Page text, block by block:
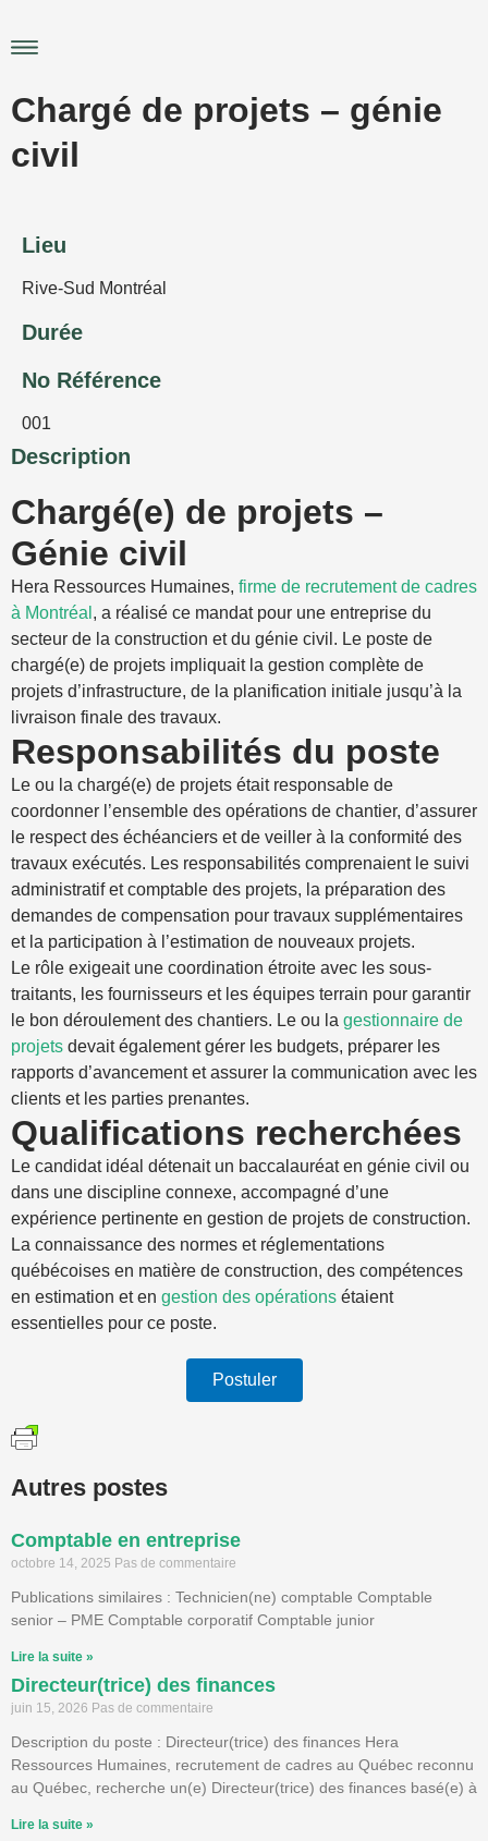
auMain
Chargé de projets – génie
civil
Lieu
Rive-Sud Montréal
Durée
No Référence
001
Description
Chargé(e) de projets –
Génie civil
Hera Ressources Humaines, firme de recrutement de cadres
à Montréal , a réalisé ce mandat pour une entreprise du
secteur de la construction et du génie civil. Le poste de
chargé(e) de projets impliquait la gestion complète de
projets d’infrastructure, de la planification initiale jusqu’à la
livraison finale des travaux.
Responsabilités du poste
Le ou la chargé(e) de projets était responsable de
coordonner l’ensemble des opérations de chantier, d’assurer
le respect des échéanciers et de veiller à la conformité des
travaux exécutés. Les responsabilités comprenaient le suivi
administratif et comptable des projets, la préparation des
demandes de compensation pour travaux supplémentaires
et la participation à l’estimation de nouveaux projets.
Le rôle exigeait une coordination étroite avec les sous-
traitants, les fournisseurs et les équipes terrain pour garantir
le bon déroulement des chantiers. Le ou la gestionnaire de
projets devait également gérer les budgets, préparer les
rapports d’avancement et assurer la communication avec les
clients et les parties prenantes.
Qualifications recherchées
Le candidat idéal détenait un baccalauréat en génie civil ou
dans une discipline connexe, accompagné d’une
expérience pertinente en gestion de projets de construction.
La connaissance des normes et réglementations
québécoises en matière de construction, des compétences
en estimation et en gestion des opérations étaient
essentielles pour ce poste.
Postuler
Autres postes
Comptable en entreprise
octobre 14, 2025 Pas de commentaire
Publications similaires : Technicien(ne) comptable Comptable
senior – PME Comptable corporatif Comptable junior
Lire la suite »
Directeur(trice) des finances
juin 15, 2026 Pas de commentaire
Description du poste : Directeur(trice) des finances Hera
Ressources Humaines, recrutement de cadres au Québec reconnu
au Québec, recherche un(e) Directeur(trice) des finances basé(e) à
Lire la suite »